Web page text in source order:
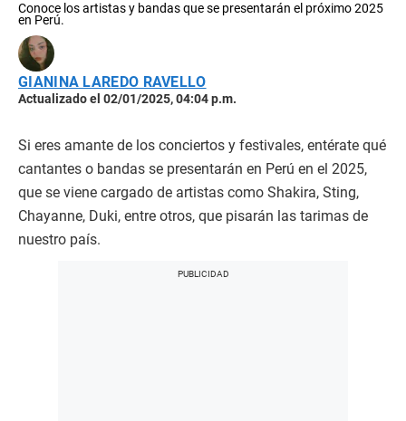
Conoce los artistas y bandas que se presentarán el próximo 2025
en Perú.
GIANINA LAREDO RAVELLO
Actualizado el 02/01/2025, 04:04 p.m.
Si eres amante de los conciertos y festivales, entérate qué
cantantes o bandas se presentarán en Perú en el 2025,
que se viene cargado de artistas como Shakira, Sting,
Chayanne, Duki, entre otros, que pisarán las tarimas de
nuestro país.